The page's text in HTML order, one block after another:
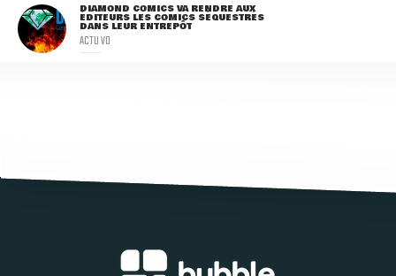
DIAMOND COMICS VA RENDRE AUX
ÉDITEURS LES COMICS SÉQUESTRÉS
DANS LEUR ENTREPÔT
ACTU VO